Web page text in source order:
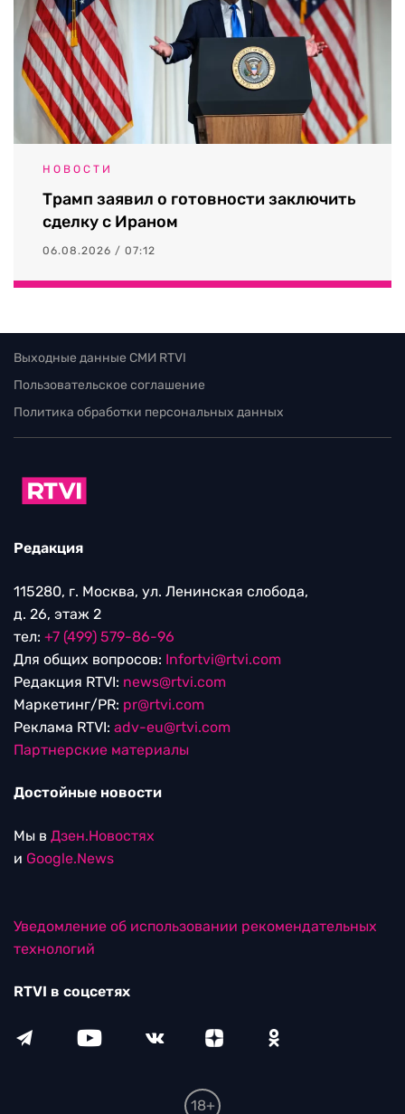
НОВОСТИ
Трамп заявил о готовности заключить
сделку с Ираном
06.08.2026 / 07:12
Выходные данные СМИ RTVI
Пользовательское соглашение
Политика обработки персональных данных
Редакция
115280, г. Москва, ул. Ленинская слобода,
д. 26, этаж 2
тел: +7 (499) 579-86-96
Для общих вопросов: Infortvi@rtvi.com
Редакция RTVI: news@rtvi.com
Маркетинг/PR: pr@rtvi.com
Реклама RTVI: adv-eu@rtvi.com
Партнерские материалы
Достойные новости
Мы в Дзен.Новостях
и Google.News
Уведомление об использовании рекомендательных
технологий
RTVI в соцсетях
18+